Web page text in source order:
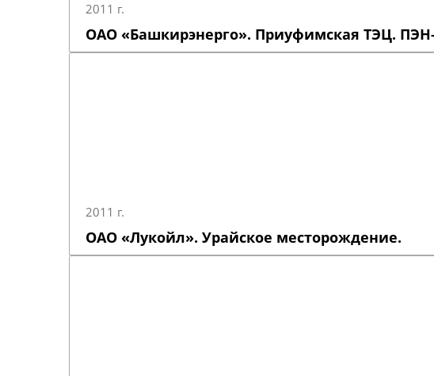
2011 г.
ОАО «Башкирэнерго». Приуфимская ТЭЦ.
2011 г.
ОАО «Лукойл». Урайское месторождение.